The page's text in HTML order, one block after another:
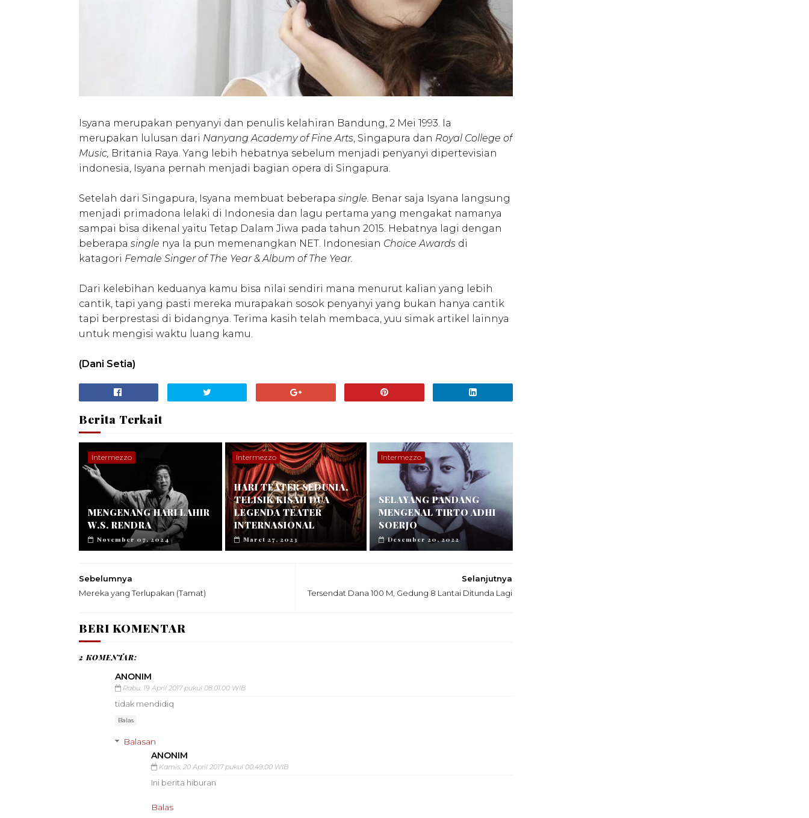
Isyana merupakan penyanyi dan penulis kelahiran Bandung, 2 Mei 1993. Ia
merupakan lulusan dari Nanyang Academy of Fine Arts, Singapura dan Royal College of
Music, Britania Raya. Yang lebih hebatnya sebelum menjadi penyanyi dipertevisian
indonesia, Isyana pernah menjadi bagian opera di Singapura.
Setelah dari Singapura, Isyana membuat beberapa single. Benar saja Isyana langsung
menjadi primadona lelaki di Indonesia dan lagu pertama yang mengakat namanya
sampai bisa dikenal yaitu Tetap Dalam Jiwa pada tahun 2015. Hebatnya lagi dengan
beberapa single nya Ia pun memenangkan NET. Indonesian Choice Awards di
katagori Female Singer of The Year & Album of The Year.
Dari kelebihan keduanya kamu bisa nilai sendiri mana menurut kalian yang lebih
cantik, tapi yang pasti mereka murapakan sosok penyanyi yang bukan hanya cantik
tapi berprestasi di bidangnya. Terima kasih telah membaca, yuu simak artikel lainnya
untuk mengisi waktu luang kamu.
(Dani Setia)
Berita Terkait
Intermezzo
MENGENANG HARI LAHIR
W.S. RENDRA
November 07, 2024
Intermezzo
HARI TEATER SEDUNIA,
TELISIK KISAH DUA
LEGENDA TEATER
INTERNASIONAL
Maret 27, 2023
Intermezzo
SELAYANG PANDANG
MENGENAL TIRTO ADHI
SOERJO
Desember 20, 2022
Selanjutnya
Tersendat Dana 100 M, Gedung 8 Lantai Ditunda Lagi
Sebelumnya
Mereka yang Terlupakan (Tamat)
BERI KOMENTAR
2 KOMENTAR:
ANONIM
Rabu, 19 April 2017 pukul 08.01.00 WIB
tidak mendidiq
Balas
Balasan
ANONIM
Kamis, 20 April 2017 pukul 00.49.00 WIB
Ini berita hiburan
Balas